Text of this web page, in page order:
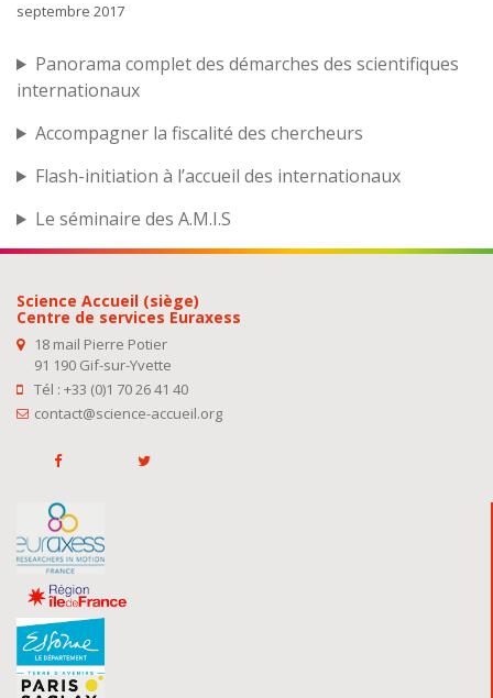
septembre 2017
Panorama complet des démarches des scientifiques
internationaux
Accompagner la fiscalité des chercheurs
Flash-initiation à l’accueil des internationaux
Le séminaire des A.M.I.S
Science Accueil (siège)
Centre de services Euraxess
18 mail Pierre Potier
91 190 Gif-sur-Yvette
Tél : +33 (0)1 70 26 41 40
contact@science-accueil.org